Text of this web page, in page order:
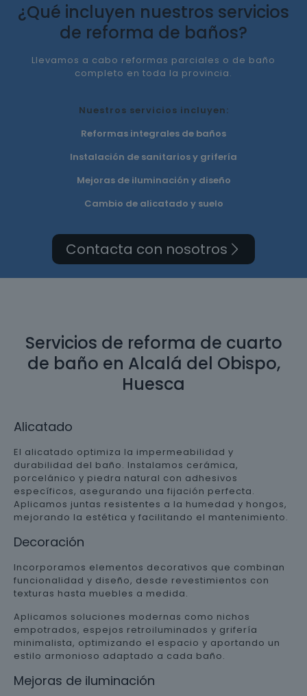
¿Qué incluyen nuestros servicios
de reforma de baños?
Llevamos a cabo reformas parciales o de baño
completo en toda la provincia.
Nuestros servicios incluyen:
Reformas integrales de baños
Instalación de sanitarios y grifería
Mejoras de iluminación y diseño
Cambio de alicatado y suelo
Contacta con nosotros
Servicios de reforma de cuarto
de baño en Alcalá del Obispo,
Huesca
Alicatado
El alicatado optimiza la impermeabilidad y
durabilidad del baño. Instalamos cerámica,
porcelánico y piedra natural con adhesivos
específicos, asegurando una fijación perfecta.
Aplicamos juntas resistentes a la humedad y hongos,
mejorando la estética y facilitando el mantenimiento.
Decoración
Incorporamos elementos decorativos que combinan
funcionalidad y diseño, desde revestimientos con
texturas hasta muebles a medida.
Aplicamos soluciones modernas como nichos
empotrados, espejos retroiluminados y grifería
minimalista, optimizando el espacio y aportando un
estilo armonioso adaptado a cada baño.
Mejoras de iluminación